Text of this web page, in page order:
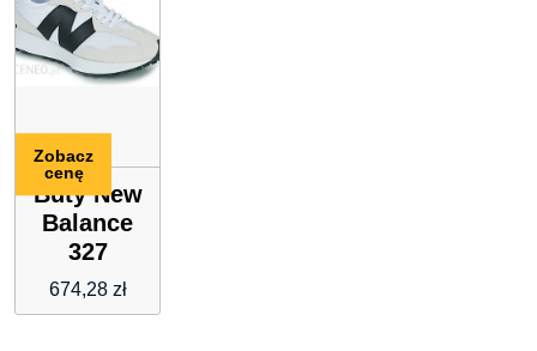
Buty New
Balance
327
674,28 zł
Zobacz
cenę